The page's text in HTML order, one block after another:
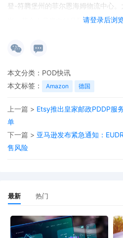
请登录后浏
登-符腾堡州的菲尔恩海姆物流中心。
岗，其余人员将在11月到位，所有聘
本文分类： POD快讯
本文标签：
Amazon 德国
上一篇 > Etsy推出皇家邮政PDDP服
单
下一篇 > 亚马逊发布紧急通知：
售风险
最新 热门